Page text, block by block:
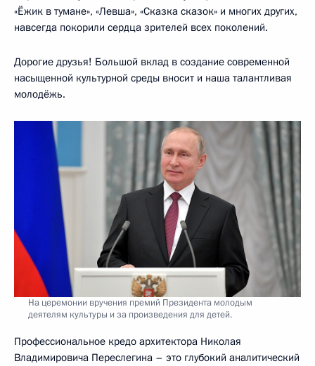
«Ёжик в тумане», «Левша», «Сказка сказок» и многих других,
навсегда покорили сердца зрителей всех поколений.
Дорогие друзья! Большой вклад в создание современной
насыщенной культурной среды вносит и наша талантливая
молодёжь.
На церемонии вручения премий Президента молодым
деятелям культуры и за произведения для детей.
Профессиональное кредо архитектора Николая
Владимировича Переслегина – это глубокий аналитический